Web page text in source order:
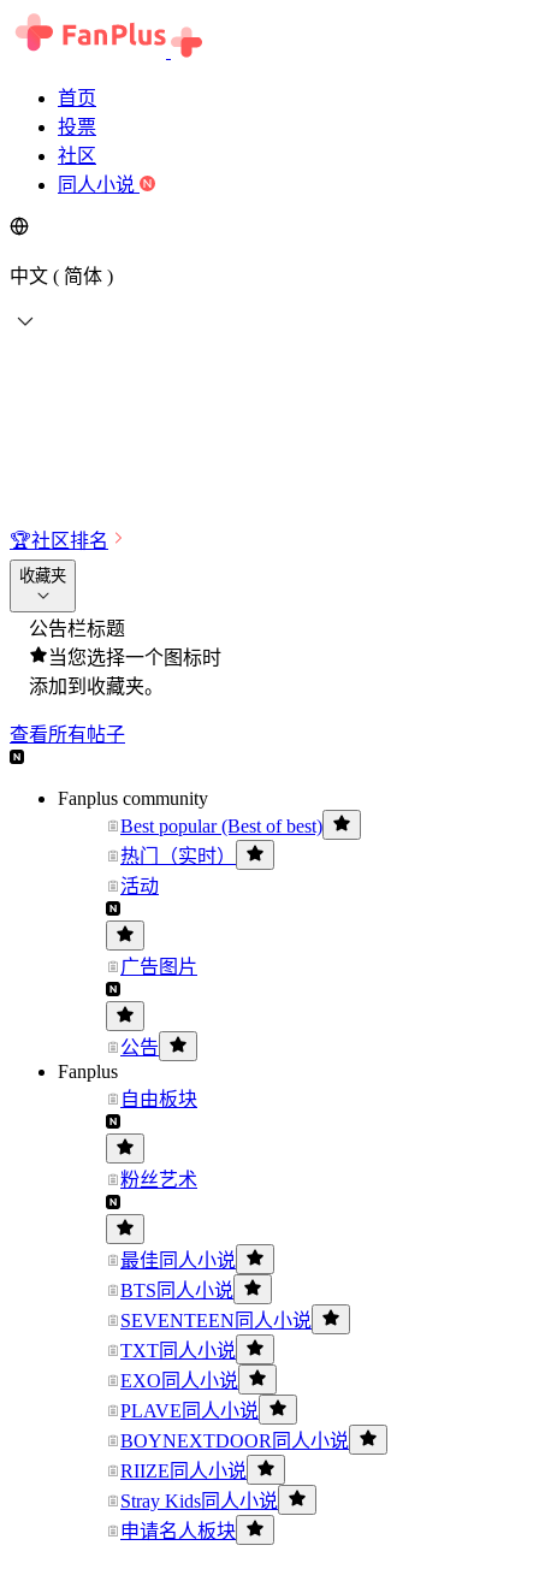
首页
投票
社区
同人小说
中文 ( 简体 )
🏆社区排名
收藏夹
公告栏标题
当您选择一个图标时
添加到收藏夹。
查看所有帖子
Fanplus community
Best popular (Best of best)
热门（实时）
活动
广告图片
公告
Fanplus
自由板块
粉丝艺术
最佳同人小说
BTS同人小说
SEVENTEEN同人小说
TXT同人小说
EXO同人小说
PLAVE同人小说
BOYNEXTDOOR同人小说
RIIZE同人小说
Stray Kids同人小说
申请名人板块